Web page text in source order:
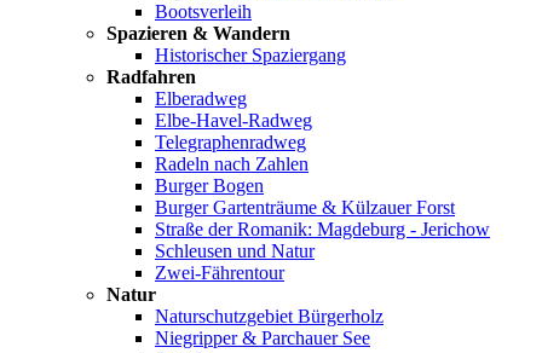
Bootsverleih
Spazieren & Wandern
Historischer Spaziergang
Radfahren
Elberadweg
Elbe-Havel-Radweg
Telegraphenradweg
Radeln nach Zahlen
Burger Bogen
Burger Gartenträume & Külzauer Forst
Straße der Romanik: Magdeburg - Jerichow
Schleusen und Natur
Zwei-Fährentour
Natur
Naturschutzgebiet Bürgerholz
Niegripper & Parchauer See